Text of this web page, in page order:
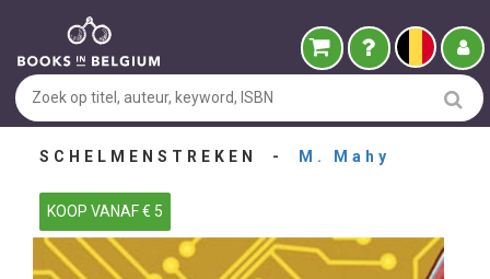
SCHELMENSTREKEN - M. Mahy
KOOP VANAF € 5